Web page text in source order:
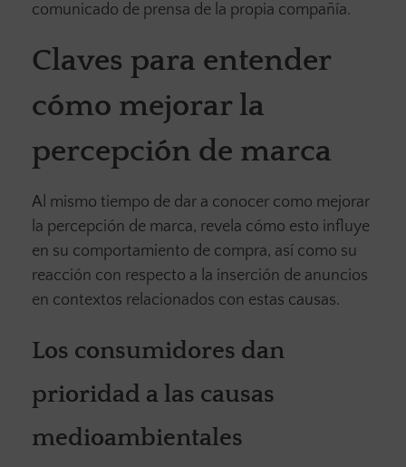
comunicado de prensa de la propia compañía.
Claves para entender
cómo mejorar la
percepción de marca
Al mismo tiempo de dar a conocer como mejorar
la percepción de marca, revela cómo esto influye
en su comportamiento de compra, así como su
reacción con respecto a la inserción de anuncios
en contextos relacionados con estas causas.
Los consumidores dan
prioridad a las causas
medioambientales